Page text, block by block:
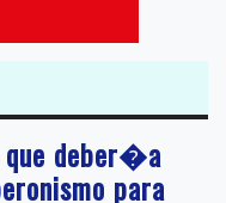
deber�a
para